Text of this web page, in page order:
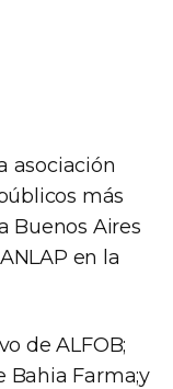
asociación
más
Buenos Aires
en la
de ALFOB;
Bahia Farma;y